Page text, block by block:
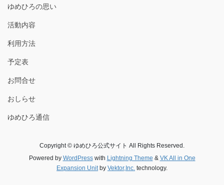
ゆめひろの思い
活動内容
利用方法
予定表
お問合せ
おしらせ
ゆめひろ通信
Copyright © ゆめひろ公式サイト All Rights Reserved.
Powered by WordPresswith Lightning Theme & VK All in One
Expansion Unitby Vektor,Inc. technology.